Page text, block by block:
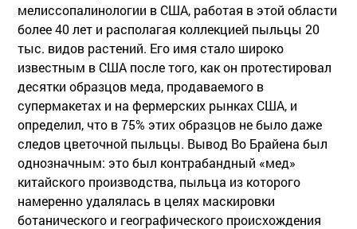
мелиссопалинологии в США, работая в этой области
более 40 лет и располагая коллекцией пыльцы 20
тыс. видов растений. Его имя стало широко
известным в США после того, как он протестировал
десятки образцов меда, продаваемого в
супермакетах и на фермерских рынках США, и
определил, что в 75% этих образцов не было даже
следов цветочной пыльцы. Вывод Во Брайена был
однозначным: это был контрабандный «мед»
китайского производства, пыльца из которого
намеренно удалялась в целях маскировки
ботанического и географического происхождения